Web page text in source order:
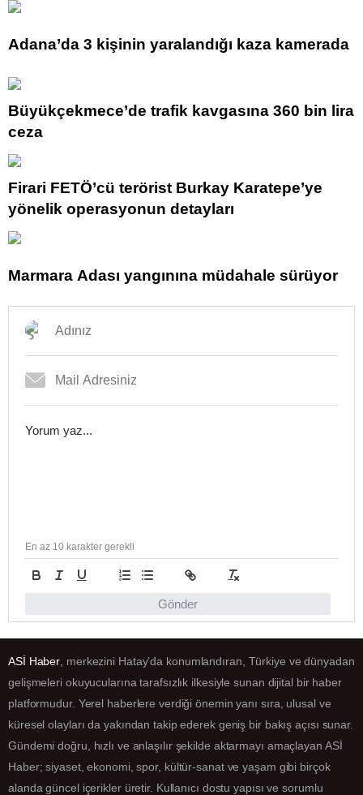
Adana’da 3 kişinin yaralandığı kaza kamerada
Büyükçekmece’de trafik kavgasına 360 bin lira
ceza
Firari FETÖ’cü terörist Burkay Karatepe’ye
yönelik operasyonun detayları
Marmara Adası yangınına müdahale sürüyor
Gönder
En az 10 karakter gerekli
ASİ Haber , merkezini Hatay’da konumlandıran, Türkiye ve dünyadan
gelişmeleri okuyucularına tarafsızlık ilkesiyle sunan dijital bir haber
platformudur. Yerel haberlere verdiği önemin yanı sıra, ulusal ve
küresel olayları da yakından takip ederek geniş bir bakış açısı sunar.
Gündemi doğru, hızlı ve anlaşılır şekilde aktarmayı amaçlayan ASİ
Haber; siyaset, ekonomi, spor, kültür-sanat ve yaşam gibi birçok
alanda güncel içerikler üretir. Kullanıcı dostu yapısı ve sorumlu